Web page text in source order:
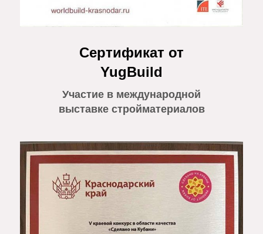
Сертификат от
YugBuild
Участие в международной
выставке стройматериалов